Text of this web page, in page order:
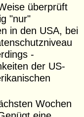
überprüft
"nur"
in den USA, bei
-
der US-
Wochen